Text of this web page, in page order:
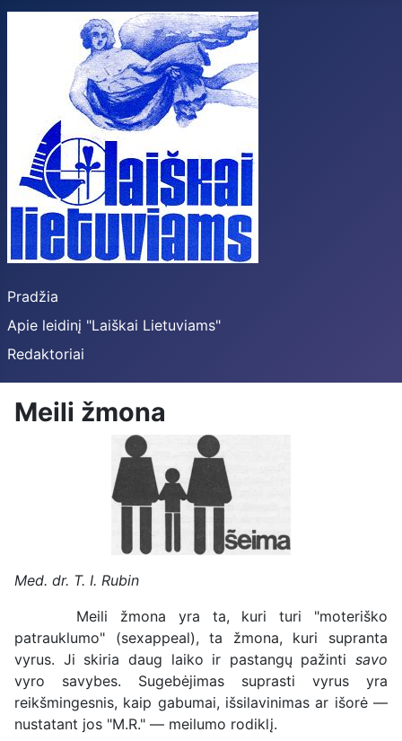
Pradžia
Apie leidinį "Laiškai Lietuviams"
Redaktoriai
Meili žmona
Med. dr. T. I. Rubin
Meili žmona yra ta, kuri turi "moteriško
patrauklumo" (sexappeal), ta žmona, kuri supranta
vyrus. Ji skiria daug laiko ir pastangų pažinti savo
vyro savybes. Sugebėjimas suprasti vyrus yra
reikšmingesnis, kaip gabumai, išsilavinimas ar išorė —
nustatant jos "M.R." — meilumo rodiklį.